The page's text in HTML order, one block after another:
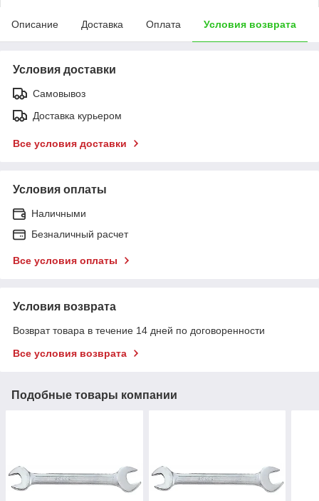
Описание Доставка Оплата Условия возврата
Условия доставки
Самовывоз
Доставка курьером
Все условия доставки
Условия оплаты
Наличными
Безналичный расчет
Все условия оплаты
Условия возврата
Возврат товара в течение 14 дней по договоренности
Все условия возврата
Подобные товары компании